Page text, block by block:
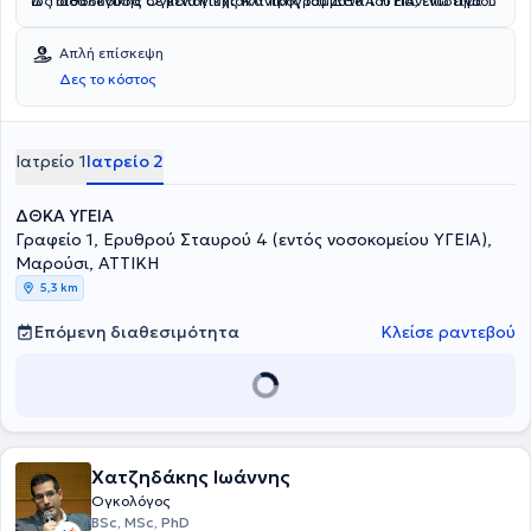
Απλή επίσκεψη
Δες το κόστος
Ιατρείο 1Ιατρείο 2
ΔΘΚΑ ΥΓΕΙΑ
Γραφείο 1, Ερυθρού Σταυρού 4 (εντός νοσοκομείου ΥΓΕΙΑ),
Μαρούσι, ΑΤΤΙΚΗ
5,3 km
Επόμενη διαθεσιμότητα Κλείσε ραντεβού
Χατζηδάκης Ιωάννης
Ογκολόγος
BSc, MSc, PhD